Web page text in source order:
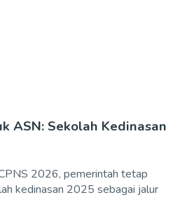
ASN: Sekolah Kedinasan
2026, pemerintah tetap
kedinasan 2025 sebagai jalur